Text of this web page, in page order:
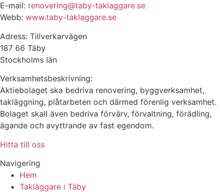
E-mail: renovering@taby-taklaggare.se
Webb: www.taby-taklaggare.se
Adress: Tillverkarvägen
187 66 Täby
Stockholms län
Verksamhetsbeskrivning:
Aktiebolaget ska bedriva renovering, byggverksamhet,
takläggning, plåtarbeten och därmed förenlig verksamhet.
Bolaget skall även bedriva förvärv, förvaltning, förädling,
ägande och avyttrande av fast egendom.
Hitta till oss
Navigering
Hem
Takläggare i Täby